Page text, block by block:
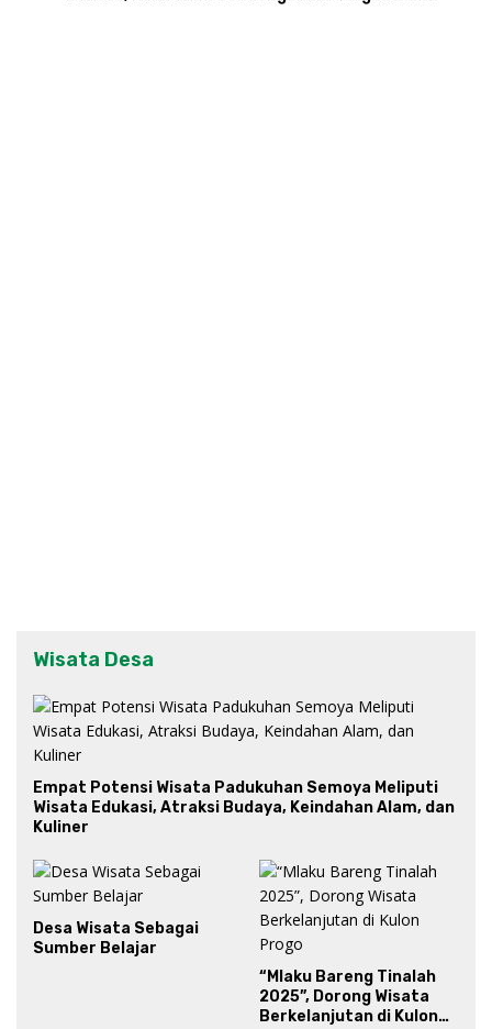
Wisata Desa
Empat Potensi Wisata Padukuhan Semoya Meliputi
Wisata Edukasi, Atraksi Budaya, Keindahan Alam, dan
Kuliner
Desa Wisata Sebagai
Sumber Belajar
“Mlaku Bareng Tinalah
2025”, Dorong Wisata
Berkelanjutan di Kulon